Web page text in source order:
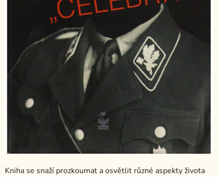
Kniha se snaží prozkoumat a osvětlit různé aspekty života